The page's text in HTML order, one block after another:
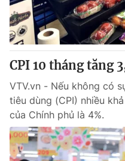
CPI 10 tháng tăng
VTV.vn - Nếu không có
tiêu dùng (CPI) nhiều
của Chính phủ là 4%.